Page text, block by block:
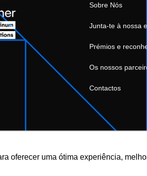
oferecer uma ótima experiência,
Sobre Nós
Junta-te à nossa
Prémios e
Os nossos
Contactos